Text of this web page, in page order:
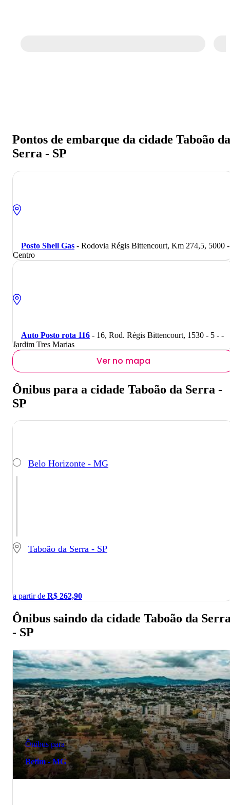
Pontos de embarque da cidade Taboão da
Serra - SP
Posto Shell Gas - Rodovia Régis Bittencourt, Km 274,5, 5000 -
Centro
Auto Posto rota 116 - 16, Rod. Régis Bittencourt, 1530 - 5 - -
Jardim Tres Marias
Ver no mapa
Ônibus para a cidade Taboão da Serra -
SP
Belo Horizonte - MG
Taboão da Serra - SP
a partir de R$ 262,90
Ônibus saindo da cidade Taboão da
- SP
Ônibus para
Betim - MG